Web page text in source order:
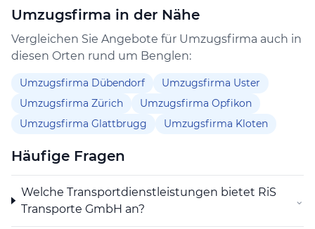
bei Bedarf zu erweitern. Dies unterstützt das
Unternehmen dabei, auf wechselnde
Marktanforderungen flexibel zu reagieren und Kunden
in der Region Benglen sowie darüber hinaus
zusammenschliessen sowie alle Geschäfte eingehen
Zweck der Gesellschaft zu fördern oder die direkt
oder indirekt damit im Zusammenhang stehen. Sie
kann Grundstücke, Immaterialgüterrechte und
Lizenzen aller Art erwerben, verwalten, belasten und
veräussern.
Umzugsfirma in der Nähe
Vergleichen Sie Angebote für Umzugsfirma auch in
diesen Orten rund um Benglen:
Umzugsfirma Dübendorf
Umzugsfirma Uster
Umzugsfirma Zürich
Umzugsfirma Opfikon
Umzugsfirma Glattbrugg
Umzugsfirma Kloten
Häufige Fragen
Welche Transportdienstleistungen bietet RiS
Transporte GmbH an?
⌄